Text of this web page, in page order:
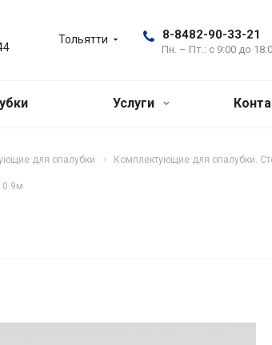
Тольятти 8-8482-90-33-21
Пн. – Пт.: с 9:00 до
Услуги
для опалубки Комплектующие для опалубки.
0.9м